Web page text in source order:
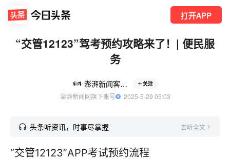
打开APP
“交管12123”驾考预约攻略来了！| 便民服
务
澎湃新闻客户端 关注
澎湃新闻网旗下账号
  2025-5-29 05:03
头条听资讯，时事尽掌握 去听全文
“交管12123”APP考试预约流程